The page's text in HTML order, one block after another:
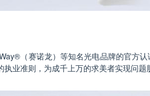
（赛诺龙）等知名光电品牌的官方
业准则，为成千上万的求美者实现问题